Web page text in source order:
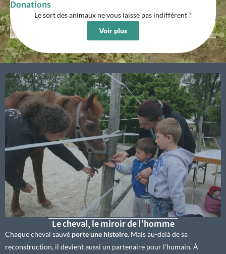
Donations
Le sort des animaux ne vous laisse pas indifférent ?
Voir plus
Le cheval, le miroir de l'homme
Chaque cheval sauvé porte une histoire. Mais au-delà de sa
reconstruction, il devient aussi un partenaire pour l’humain. À